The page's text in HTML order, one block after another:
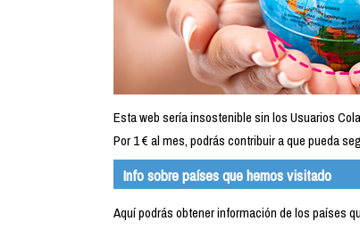
Esta web sería insostenible sin los Usuarios
Por 1 € al mes, podrás contribuir a que pueda
Info sobre países que hemos visitado
Aquí podrás obtener información de los países